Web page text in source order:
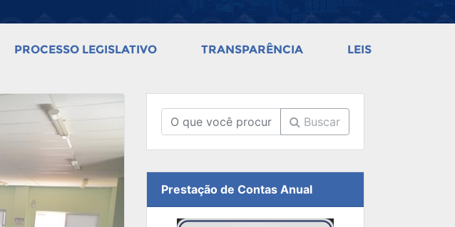
PROCESSO LEGISLATIVO TRANSPARÊNCIA
LEIS
Buscar
Prestação de Contas Anual